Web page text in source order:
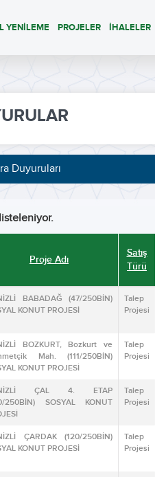
YENİLEME PROJELER İHALELER
Duyuruları
Proje Adı
Satış
Türü
BABADAĞ (47/250BİN)
KONUT PROJESİ
Talep
Projesi
BOZKURT, Bozkurt ve
Mah. (111/250BİN)
KONUT PROJESİ
Talep
Projesi
ÇAL 4. ETAP
250BİN) SOSYAL KONUT
Talep
Projesi
ÇARDAK (120/250BİN)
KONUT PROJESİ
Talep
Projesi